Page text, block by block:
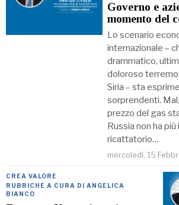
Governo e
momento del
Lo scenario
internazionale –
drammatico,
doloroso
Siria – sta
sorprendenti.
prezzo del gas
Russia non ha
ricattatorio…
mercoledì, 15
CREA VALORE ·
RUBRICHE A CURA DI ANGELICA
BIANCO